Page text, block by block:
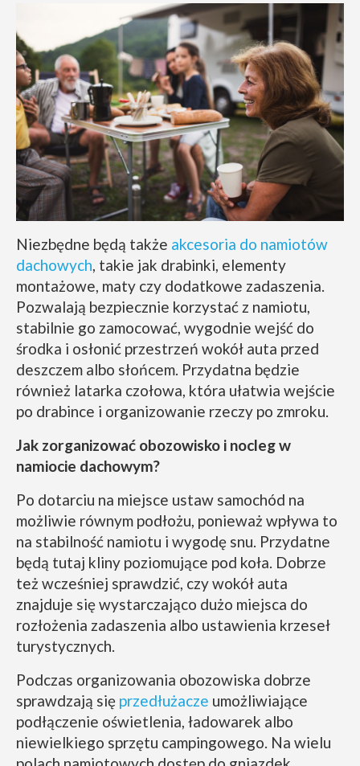
Niezbędne będą także akcesoria do namiotów
dachowych, takie jak drabinki, elementy
montażowe, maty czy dodatkowe zadaszenia.
Pozwalają bezpiecznie korzystać z namiotu,
stabilnie go zamocować, wygodnie wejść do
środka i osłonić przestrzeń wokół auta przed
deszczem albo słońcem. Przydatna będzie
również latarka czołowa, która ułatwia wejście
po drabince i organizowanie rzeczy po zmroku.
Jak zorganizować obozowisko i nocleg w
namiocie dachowym?
Po dotarciu na miejsce ustaw samochód na
możliwie równym podłożu, ponieważ wpływa to
na stabilność namiotu i wygodę snu. Przydatne
będą tutaj kliny poziomujące pod koła. Dobrze
też wcześniej sprawdzić, czy wokół auta
znajduje się wystarczająco dużo miejsca do
rozłożenia zadaszenia albo ustawienia krzeseł
turystycznych.
Podczas organizowania obozowiska dobrze
sprawdzają się przedłużacze umożliwiające
podłączenie oświetlenia, ładowarek albo
niewielkiego sprzętu campingowego. Na wielu